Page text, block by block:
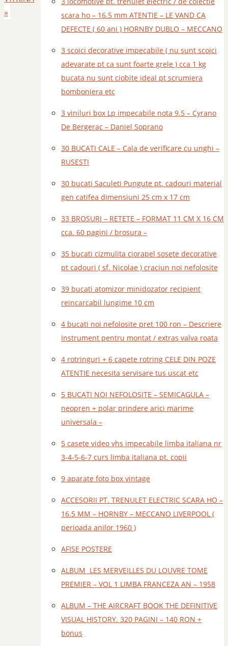
»
scara ho – 16.5 mm ATENTIE – LE VAND CA
DEFECTE ( 60 ani ) HORNBY DUBLO – MECCANO
3 scoici decorative impecabile ( nu sunt scoici
adevarate pt ca sunt foarte grele ) cca 1 kg
bucata nu sunt ciobite ideal pt scrumiera
bomboniera etc
3 viniluri box Lp impecabile nota 9.5 – Cyrano
De Bergerac – Daniel Soprano
30 BUCATI CALE – Cala de verificare cu unghi –
RUSESTI
30 bucati Saculeti Pungute pt. cadouri material
gen catifea dimensiuni 25 cm x 17 cm
33 BROSURI – RETETE – FORMAT 11 CM X 16 CM
cca. 60 pagini / brosura –
35 bucati cizmulita ciorapel sosete decorative
pt cadouri ( sf. Nicolae ) craciun noi nefolosite
39 bucati atomizor minidozator recipient
reincarcabil lungime 10 cm
4 bucati noi nefolosite pret 100 ron – Descriere
Instrument pentru montat / extras valva roata
4 rotringuri + 6 capete rotring CELE DIN POZE
ATENTIE necesita servisare tus uscat etc
5 BUCATI NOI NEFOLOSITE – SEMICAGULA –
neopren + polar prindere arici marime
universala –
5 casete video vhs impecabile limba italiana nr
3-4-5-6-7 curs limba italiana pt. copii
9 aparate foto box vintage
ACCESORII PT. TRENULET ELECTRIC SCARA HO –
16.5 MM – HORNBY – MECCANO LIVERPOOL (
perioada anilor 1960 )
AFISE POSTERE
ALBUM LES MERVEILLES DU LOUVRE TOME
PREMIER – VOL 1 LIMBA FRANCEZA AN – 1958
ALBUM – THE AIRCRAFT BOOK THE DEFINITIVE
VISUAL HISTORY. 320 PAGINI – 140 RON +
bonus